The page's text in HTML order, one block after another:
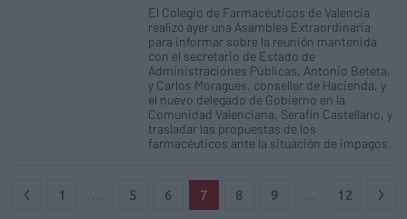
El Colegio de Farmacéuticos de Valencia
realizó ayer una Asamblea Extraordinaria
para informar sobre la reunión mantenida
con el secretario de Estado de
Administraciones Públicas, Antonio Beteta,
y Carlos Moragues, conseller de Hacienda, y
el nuevo delegado de Gobierno en la
Comunidad Valenciana, Serafín Castellano, y
trasladar las propuestas de los
farmacéuticos ante la situación de impagos.
1 5 6 7 8 9 12